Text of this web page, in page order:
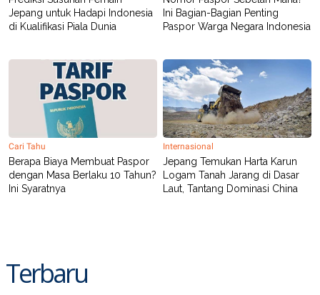
POLICY
Jepang untuk Hadapi Indonesia
di Kualifikasi Piala Dunia
Ini Bagian-Bagian Penting
Paspor Warga Negara Indonesia
Cari Tahu
Berapa Biaya Membuat Paspor
dengan Masa Berlaku 10 Tahun?
Ini Syaratnya
Internasional
Jepang Temukan Harta Karun
Logam Tanah Jarang di Dasar
Laut, Tantang Dominasi China
Terbaru